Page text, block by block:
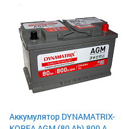
Аккумулятор DYNAMATRIX-